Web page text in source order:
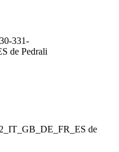
331-
de Pedrali
de